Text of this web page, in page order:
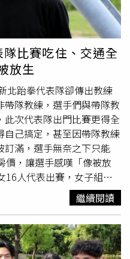
陳情，但體育局聲稱已和雲
國運動會籌備處同意提供現
練能夠在場邊指導，選手
諾卻跳票。「比賽都要打
市議員鄭宇恩表示，體育
，要求以運動部的核備技
導教練不在名單上而無法
協調未起作用，新北更將
。選手江宜珊父親江亘松
結論是「認證、認人」，秩
手們熟悉的教練仍會被拒
手們知道木已成舟，只能
，運動部是按照規矩辦
體育局沒有按照規矩來，沒
多選手的教練不是帶隊教
」。
比賽吃住、交通全
放生
北跆拳代表隊卻傳出教練
隊教練，選手們與帶隊教
次代表隊出門比賽更得全
己搞定，甚至因帶隊教練
訂滿，選手無奈之下只能
價，讓選手感嘆「像被放
16人代表出賽，女子組包
跆拳道公開賽金牌江宜珊、
以頭前跆訓（頭前跆拳道
嘉慶教練門下，男子組選
黃昱翔、全大運金牌邱泓
等，8人中有6人以中和道
繼續閱讀